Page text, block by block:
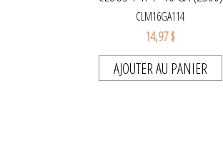
CLM16GA114
14,97 $
AJOUTER AU PANIER